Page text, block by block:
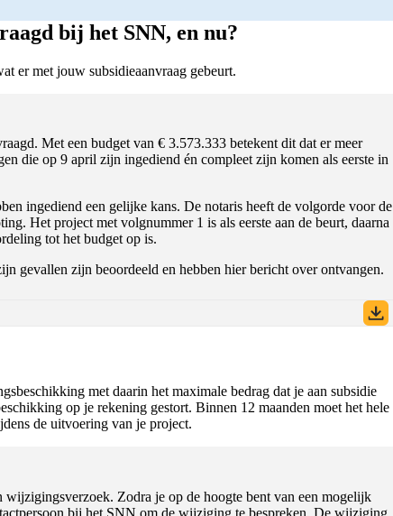
bij het SNN, en nu?
er met jouw subsidieaanvraag gebeurt.
Met een budget van € 3.573.333 betekent dit dat er meer
die op 9 april zijn ingediend én compleet zijn komen als eerste in
ingediend een gelijke kans. De notaris heeft de volgorde voor de
Het project met volgnummer 1 is als eerste aan de beurt, daarna
tot het budget op is.
gevallen zijn beoordeeld en hebben hier bericht over ontvangen.
met daarin het maximale bedrag dat je aan subsidie
op je rekening gestort. Binnen 12 maanden moet het hele
de uitvoering van je project.
Zodra je op de hoogte bent van een mogelijk